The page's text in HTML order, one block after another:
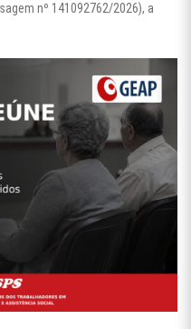
nº 141092762/2026), a